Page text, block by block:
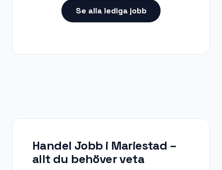
Se alla lediga jobb
Handel Jobb i Mariestad –
allt du behöver veta